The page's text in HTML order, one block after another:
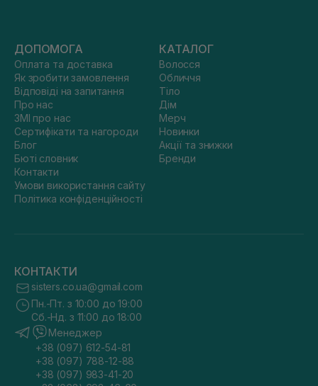
ДОПОМОГА
Оплата та доставка
Як зробити замовлення
Відповіді на запитання
Про нас
ЗМІ про нас
Сертифікати та нагороди
Блог
Бюті словник
Контакти
Умови використання сайту
Політика конфіденційності
КАТАЛОГ
Волосся
Обличчя
Тіло
Дім
Мерч
Новинки
Акції та знижки
Бренди
КОНТАКТИ
sisters.co.ua@gmail.com
Пн.-Пт. з 10:00 до 19:00
Сб.-Нд. з 11:00 до 18:00
Менеджер
+38 (097) 612-54-81
+38 (097) 788-12-88
+38 (097) 983-41-20